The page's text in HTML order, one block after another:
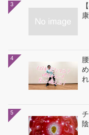
3
4
5